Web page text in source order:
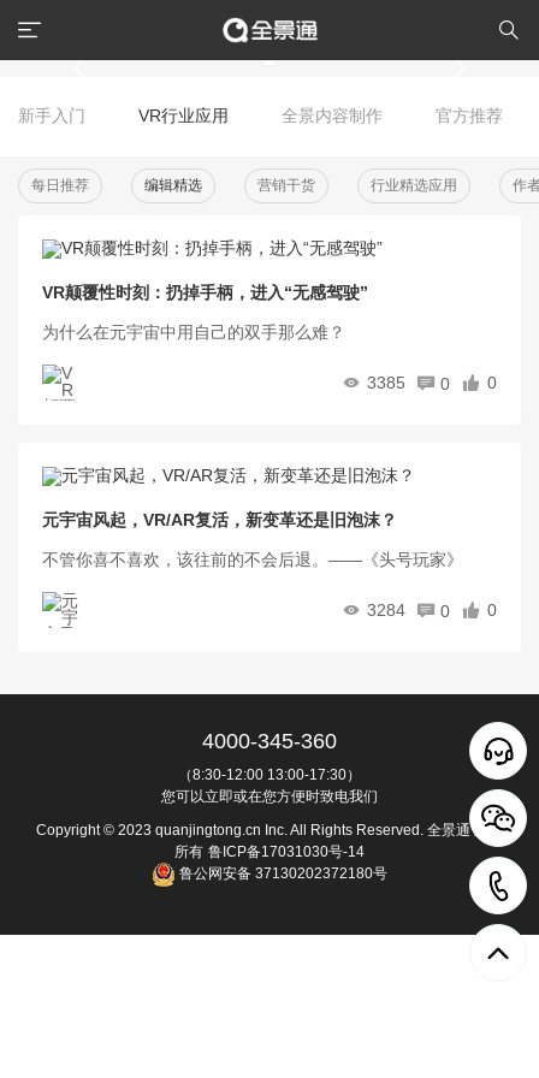
新手入门 VR行业应用 全景内容制作 官方推荐
每日推荐 编辑精选 营销干货 行业精选应用 作
VR颠覆性时刻：扔掉手柄，进入“无感驾驶”
为什么在元宇宙中用自己的双手那么难？
3385 0 0
元宇宙风起，VR/AR复活，新变革还是旧泡沫？
不管你喜不喜欢，该往前的不会后退。——《头号玩家》
3284 0 0
4000-345-360
（8:30-12:00 13:00-17:30）
您可以立即或在您方便时致电我们
Copyright © 2023 quanjingtong.cn Inc. All Rights Reserved. 全景通 版权
所有 鲁ICP备17031030号-14
鲁公网安备 37130202372180号